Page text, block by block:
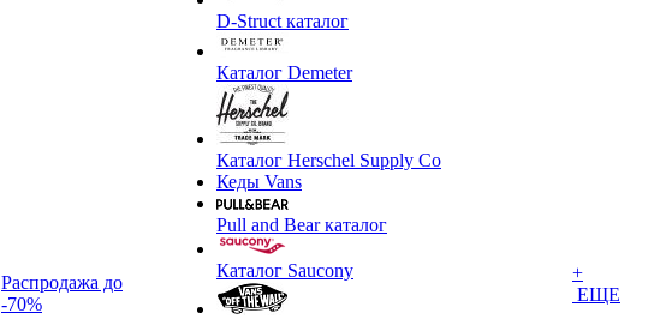
Распродажа до
-70%
D-Struct каталог
Каталог Demeter
Каталог Herschel Supply Co
Кеды Vans
Pull and Bear каталог
Каталог Saucony
+
ЕЩЕ